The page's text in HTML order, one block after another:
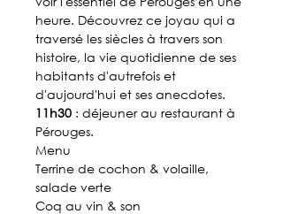
heure. Découvrez ce joyau qui a
traversé les siècles à travers son
histoire, la vie quotidienne de ses
habitants d'autrefois et
d'aujourd'hui et ses anecdotes.
11h30 : déjeuner au restaurant à
Pérouges.
Menu
Terrine de cochon & volaille,
salade verte
Coq au vin & son